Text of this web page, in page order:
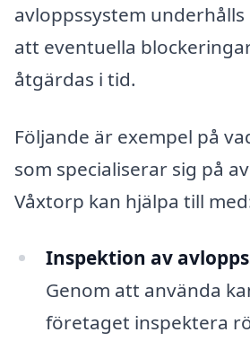
avloppssystem
att eventuella
åtgärdas i tid.
Följande är exempel på
som specialiserar sig på
Våxtorp kan hjälpa till
Inspektion av
Genom att använda
företaget inspektera